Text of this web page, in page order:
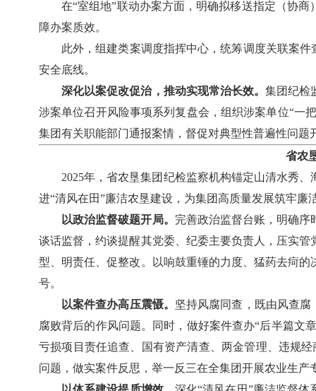
在“室组地”联动办案方面，明确拟移送指定（协
障办案质效。
此外，组建类案调度指挥中心，统筹调度关联案
安全底线。
深化以案促改促治，推动实现常治长效。集团纪检
涉案单位召开风险事项系列复盘会，组织涉案单位“一
集团有关职能部门通报案情，督促对典型性普遍性问
省农
2025年，省农垦集团纪检监察机构锚定山清水秀
进“清风在田”廉洁农垦建设，为集团高质量发展筑牢廉
以政治监督破题开局。 完善政治监督台账，明确
谈话监督，约谈提醒其党委、纪委主要负责人，压实
型、明责任、促整改。以响鼓重锤的力度、猛药去疴
号。
以案件查办高压震慑。 坚持风腐同查，既由风查
腐败背后的作风问题。同时，做好案件查办“后半篇文
亏损项目责任追查、国有资产清查、两金管理、违规
问题，做实案件反思，举一反三在全集团开展农业生